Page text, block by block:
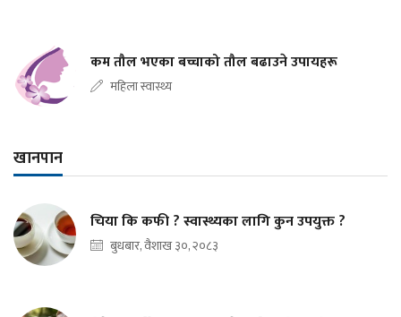
कम तौल भएका बच्चाको तौल बढाउने उपायहरू
महिला स्वास्थ्य
खानपान
चिया कि कफी ? स्वास्थ्यका लागि कुन उपयुक्त ?
बुधबार, वैशाख ३०, २०८३